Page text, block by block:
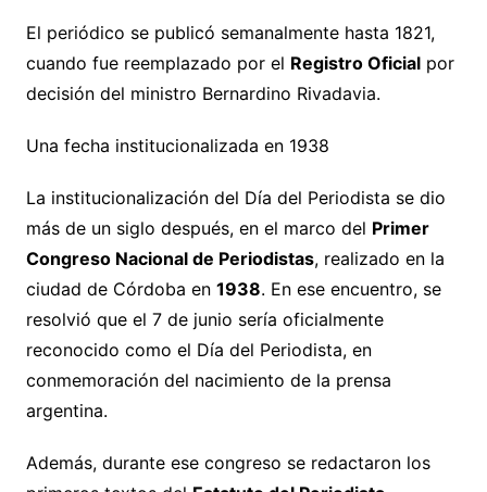
El periódico se publicó semanalmente hasta 1821,
cuando fue reemplazado por el Registro Oficialpor
decisión del ministro Bernardino Rivadavia.
Una fecha institucionalizada en 1938
La institucionalización del Día del Periodista se dio
más de un siglo después, en el marco del Primer
Congreso Nacional de Periodistas, realizado en la
ciudad de Córdoba en 1938. En ese encuentro, se
resolvió que el 7 de junio sería oficialmente
reconocido como el Día del Periodista, en
conmemoración del nacimiento de la prensa
argentina.
Además, durante ese congreso se redactaron los